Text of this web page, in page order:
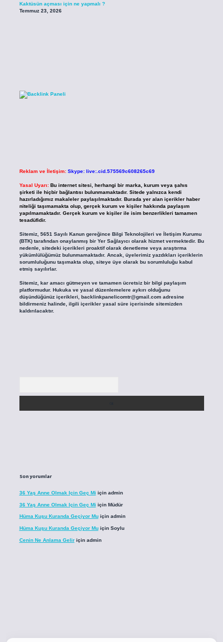
Kaktüsün açması için ne yapmalı ?
Temmuz 23, 2026
Reklam ve İletişim: Skype: live:.cid.575569c608265c69
Yasal Uyarı: Bu internet sitesi, herhangi bir marka, kurum veya şahıs
şirketi ile hiçbir bağlantısı bulunmamaktadır. Sitede yalnızca kendi
hazırladığımız makaleler paylaşılmaktadır. Burada yer alan içerikler haber
niteliği taşımamakta olup, gerçek kurum ve kişiler hakkında paylaşım
yapılmamaktadır. Gerçek kurum ve kişiler ile isim benzerlikleri tamamen
tesadüfidir.
Sitemiz, 5651 Sayılı Kanun gereğince Bilgi Teknolojileri ve İletişim Kurumu
(BTK) tarafından onaylanmış bir Yer Sağlayıcı olarak hizmet vermektedir. Bu
nedenle, sitedeki içerikleri proaktif olarak denetleme veya araştırma
yükümlülüğümüz bulunmamaktadır. Ancak, üyelerimiz yazdıkları içeriklerin
sorumluluğunu taşımakta olup, siteye üye olarak bu sorumluluğu kabul
etmiş sayılırlar.
Sitemiz, kar amacı gütmeyen ve tamamen ücretsiz bir bilgi paylaşım
platformudur. Hukuka ve yasal düzenlemelere aykırı olduğunu
düşündüğünüz içerikleri, backlinkpanelicomtr@gmail.comadresine
bildirmeniz halinde, ilgili içerikler yasal süre içerisinde sitemizden
kaldırılacaktır.
Son yorumlar
36 Yaş Anne Olmak Için Geç Mi için admin
36 Yaş Anne Olmak Için Geç Mi için Müdür
Hüma Kuşu Kuranda Geçiyor Muiçin admin
Hüma Kuşu Kuranda Geçiyor Muiçin Soylu
Cenin Ne Anlama Geliriçin admin